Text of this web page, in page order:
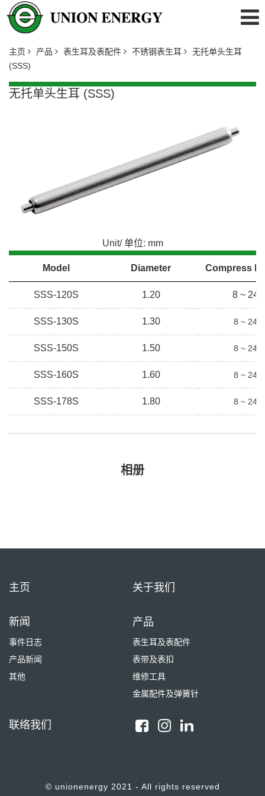
主页 产品 表生耳及表配件 不锈钢表生耳
无托单头生耳
(SSS)
无托单头生耳 (SSS)
Unit/ 单位: mm
Model Diameter Compress
SSS-120S 1.20 8 ~ 24
SSS-130S 1.30 8 ~ 24
SSS-150S 1.50 8 ~ 24
SSS-160S 1.60 8 ~ 24
SSS-178S 1.80 8 ~ 24
相册
主页 关于我们
新闻
事件日志
产品新闻
其他
产品
表生耳及表配件
表带及表扣
维修工具
金属配件及弹簧针
联络我们
© unionenergy 2021 - All rights reserved